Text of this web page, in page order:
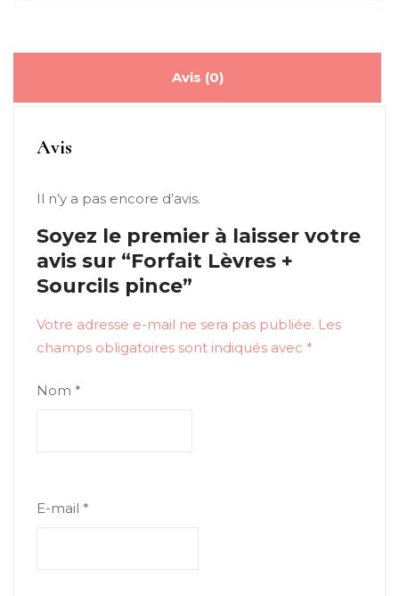
Avis (0)
Avis
Il n’y a pas encore d’avis.
Soyez le premier à laisser votre
avis sur “Forfait Lèvres +
Sourcils pince”
Votre adresse e-mail ne sera pas publiée. Les
champs obligatoires sont indiqués avec *
Nom *
E-mail *